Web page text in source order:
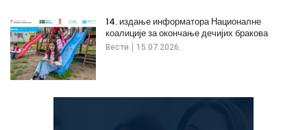
Вести 15.07.2026.
14. издање информатора Националне
коалиције за окончање дечијих бракова